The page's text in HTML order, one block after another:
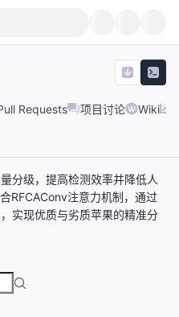
Requests 项目讨论 Wiki
分级，提高检测效率并降低人
RFCAConv注意力机制，通过
实现优质与劣质苹果的精准分